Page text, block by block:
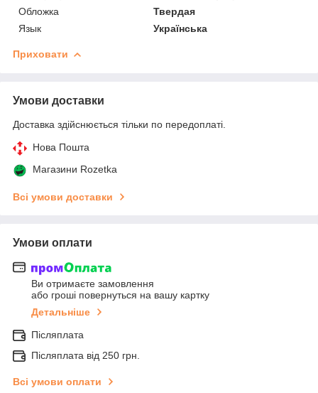
Обложка
Твердая
Язык
Українська
Приховати
Умови доставки
Доставка здійснюється тільки по передоплаті.
Нова Пошта
Магазини Rozetka
Всі умови доставки
Умови оплати
Ви отримаєте замовлення
або гроші повернуться на вашу картку
Детальніше
Післяплата
Післяплата від 250 грн.
Всі умови оплати